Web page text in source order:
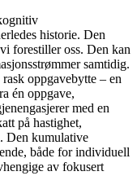
historie. Den
forestiller oss. Den kan
samtidig.
oppgavebytte – en
én oppgave,
med en
på hastighet,
Den kumulative
både for individuell
av fokusert